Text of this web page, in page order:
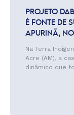
PROJETO
É FONTE DE
APURINÃ,
Na Terra
Acre (AM), a
dinâmico que